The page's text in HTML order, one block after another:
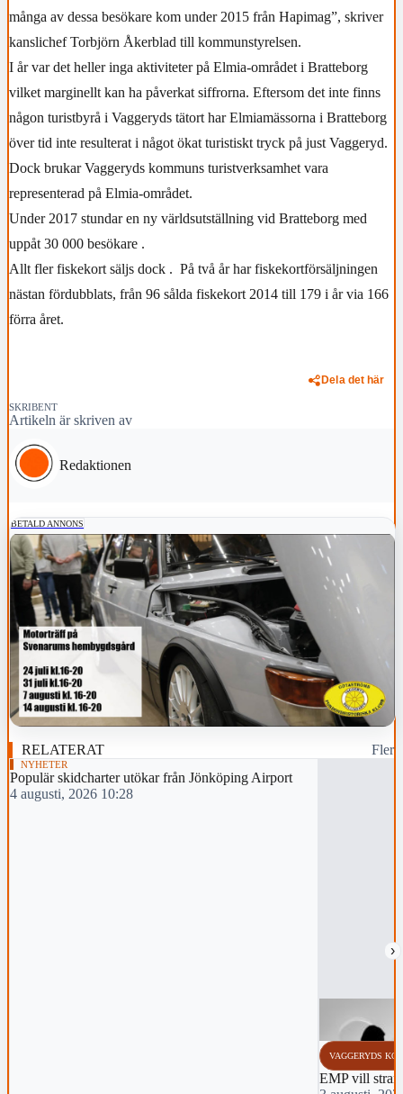
många av dessa besökare kom under 2015 från Hapimag”, skriver
kanslichef Torbjörn Åkerblad till kommunstyrelsen.
I år var det heller inga aktiviteter på Elmia-området i Bratteborg
vilket marginellt kan ha påverkat siffrorna. Eftersom det inte finns
någon turistbyrå i Vaggeryds tätort har Elmiamässorna i Bratteborg
över tid inte resulterat i något ökat turistiskt tryck på just Vaggeryd.
Dock brukar Vaggeryds kommuns turistverksamhet vara
representerad på Elmia-området.
Under 2017 stundar en ny världsutställning vid Bratteborg med
uppåt 30 000 besökare .
Allt fler fiskekort säljs dock . På två år har fiskekortförsäljningen
nästan fördubblats, från 96 sålda fiskekort 2014 till 179 i år via 166
förra året.
Dela det här
SKRIBENT
Artikeln är skriven av
Redaktionen
BETALD ANNONS
RELATERAT Fler
›
NYHETER
Populär skidcharter utökar från Jönköping Airport
4 augusti, 2026 10:28
VAGGERYDS
EMP vill